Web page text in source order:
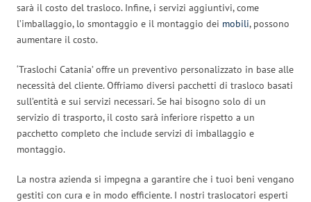
sarà il costo del trasloco. Infine, i servizi aggiuntivi, come
l’imballaggio, lo smontaggio e il montaggio dei mobili, possono
aumentare il costo.
‘Traslochi Catania’ offre un preventivo personalizzato in base alle
necessità del cliente. Offriamo diversi pacchetti di trasloco basati
sull’entità e sui servizi necessari. Se hai bisogno solo di un
servizio di trasporto, il costo sarà inferiore rispetto a un
pacchetto completo che include servizi di imballaggio e
montaggio.
La nostra azienda si impegna a garantire che i tuoi beni vengano
gestiti con cura e in modo efficiente. I nostri traslocatori esperti